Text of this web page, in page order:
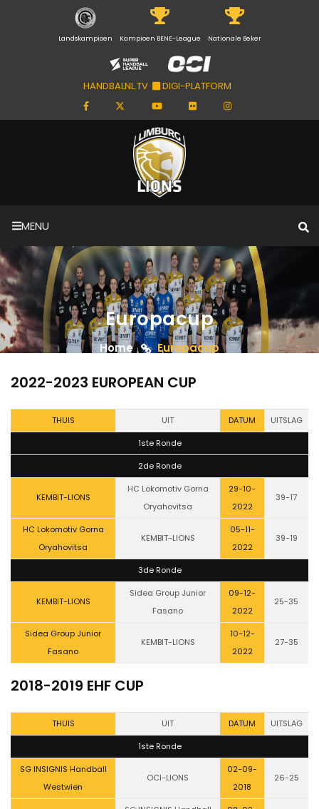
Landskampioen Kampioen BENE-League Nationale Beker
HANDBALNL.TV DIGI-PLATFORM
MENU
Europacup
Home Europacup
2022-2023 EUROPEAN CUP
THUIS UIT DATUM
UITSLAG
1ste Ronde
2de Ronde
KEMBIT-LIONS
HC Lokomotiv Gorna
Oryahovitsa
29-10-
2022
39-17
HC Lokomotiv Gorna
Oryahovitsa
KEMBIT-LIONS
05-11-
2022
39-19
3de Ronde
KEMBIT-LIONS
Sidea Group Junior
Fasano
09-12-
2022
25-35
Sidea Group Junior
Fasano
KEMBIT-LIONS
10-12-
2022
27-35
2018-2019 EHF CUP
THUIS UIT DATUM
UITSLAG
1ste Ronde
SG INSIGNIS Handball
Westwien
OCI-LIONS
02-09-
2018
26-25